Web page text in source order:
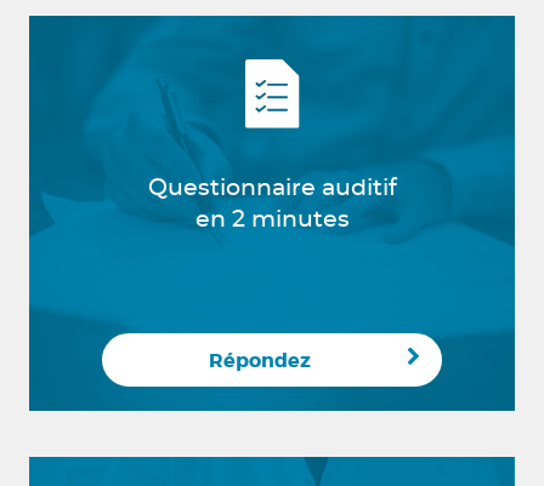
Questionnaire auditif
en 2 minutes
Répondez